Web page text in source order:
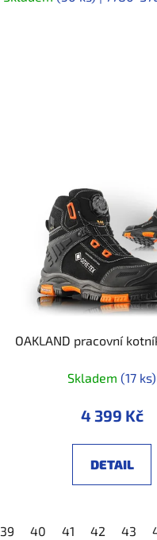
OAKLAND pracovní
Skladem(17 ks)
4 399 Kč
DETAIL
39 40 41 42 43